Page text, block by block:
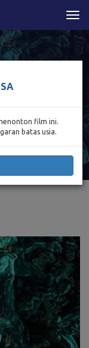
film ini.
batas usia.